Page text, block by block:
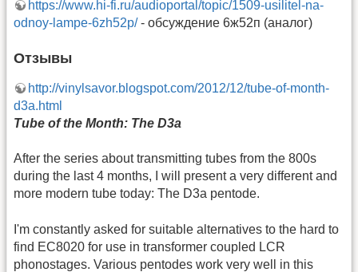
https://www.hi-fi.ru/audioportal/topic/1509-usilitel-na-
odnoy-lampe-6zh52p/- обсуждение 6ж52п (аналог)
Отзывы
http://vinylsavor.blogspot.com/2012/12/tube-of-month-
d3a.html
Tube of the Month: The D3a
After the series about transmitting tubes from the 800s
during the last 4 months, I will present a very different and
more modern tube today: The D3a pentode.
I'm constantly asked for suitable alternatives to the hard to
find EC8020 for use in transformer coupled LCR
phonostages. Various pentodes work very well in this